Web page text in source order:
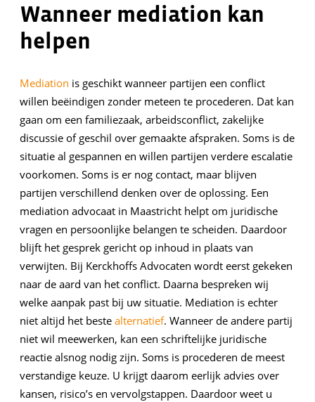
Wanneer mediation kan
helpen
Mediation is geschikt wanneer partijen een conflict
willen beëindigen zonder meteen te procederen. Dat kan
gaan om een familiezaak, arbeidsconflict, zakelijke
discussie of geschil over gemaakte afspraken. Soms is de
situatie al gespannen en willen partijen verdere escalatie
voorkomen. Soms is er nog contact, maar blijven
partijen verschillend denken over de oplossing. Een
mediation advocaat in Maastricht helpt om juridische
vragen en persoonlijke belangen te scheiden. Daardoor
blijft het gesprek gericht op inhoud in plaats van
verwijten. Bij Kerckhoffs Advocaten wordt eerst gekeken
naar de aard van het conflict. Daarna bespreken wij
welke aanpak past bij uw situatie. Mediation is echter
niet altijd het beste alternatief. Wanneer de andere partij
niet wil meewerken, kan een schriftelijke juridische
reactie alsnog nodig zijn. Soms is procederen de meest
verstandige keuze. U krijgt daarom eerlijk advies over
kansen, risico’s en vervolgstappen. Daardoor weet u